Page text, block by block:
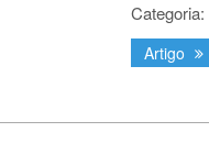
Categoria:
Artigo